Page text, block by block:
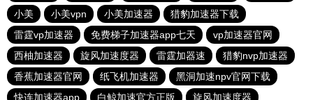
小美
小美vpn 小美加速器
猎豹加速器下载
雷霆vp加速器
免费梯子加速器app七天
vp加速器官网
西柚加速器
旋风加速度器 雷霆加器速
猎豹nvp加速器
香蕉加速器官网
纸飞机加速器
黑洞加速npv官网下载
快连加速器app
白鲸加速官方正版 旋风加速度器